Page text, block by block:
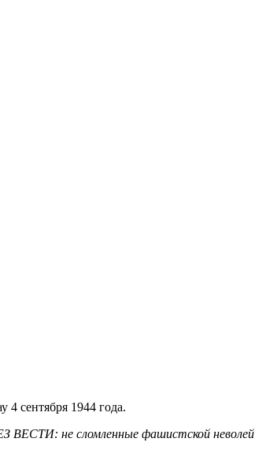
4 сентября 1944 года.
не сломленные фашистской неволей